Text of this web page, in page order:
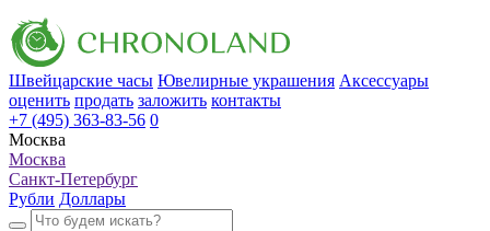
Швейцарские часы Ювелирные украшения Аксессуары
оценить продать заложить контакты
+7 (495) 363-83-56 0
Москва
Москва
Санкт-Петербург
Рубли Доллары